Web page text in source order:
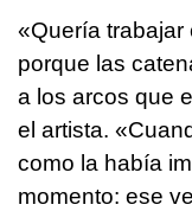
«Quería trabajar
porque las
a los arcos que
el artista.
como la había
momento: ese